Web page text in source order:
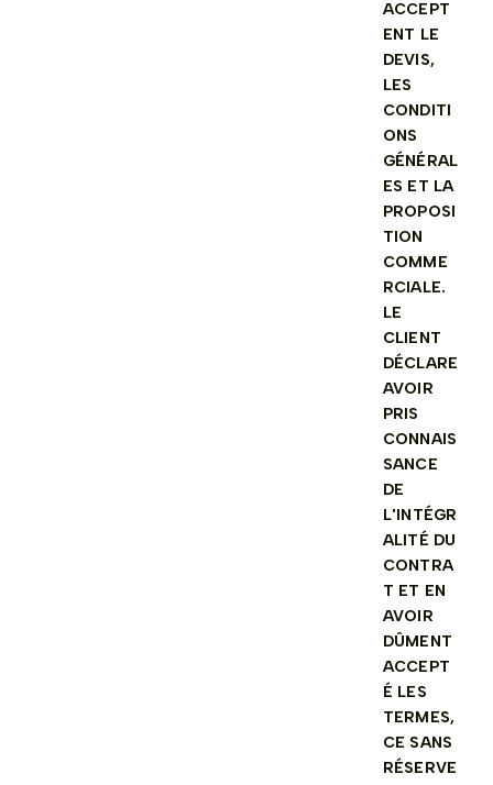
ACCEPT
ENT LE
DEVIS,
LES
CONDITI
ONS
GÉNÉRAL
ES ET LA
PROPOSI
TION
COMME
RCIALE.
LE
CLIENT
DÉCLARE
AVOIR
PRIS
CONNAIS
SANCE
DE
L'INTÉGR
ALITÉ DU
CONTRA
T ET EN
AVOIR
DÛMENT
ACCEPT
É LES
TERMES,
CE SANS
RÉSERVE